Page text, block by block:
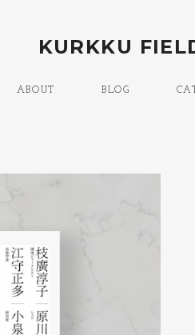
KURKKU
ABOUT BLOG